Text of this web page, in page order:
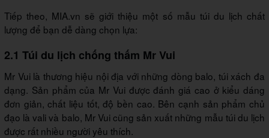
Tiếp theo, MIA.vn sẽ giới thiệu một số mẫu túi du lịch chất
lượng để bạn dễ dàng chọn lựa:
2.1 Túi du lịch chống thấm Mr Vui
Mr Vui là thương hiệu nội địa với những dòng balo, túi xách đa
dạng. Sản phẩm của Mr Vui được đánh giá cao ở kiểu dáng
đơn giản, chất liệu tốt, độ bền cao. Bên cạnh sản phẩm chủ
đạo là vali và balo, Mr Vui cũng sản xuất những mẫu túi du lịch
được rất nhiều người yêu thích.